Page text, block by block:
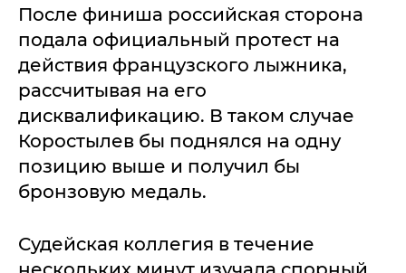
После финиша российская сторона
подала официальный протест на
действия французского лыжника,
рассчитывая на его
дисквалификацию. В таком случае
Коростылев бы поднялся на одну
позицию выше и получил бы
бронзовую медаль.
Судейская коллегия в течение